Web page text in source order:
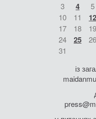
3 4 5
10
11 12
17
18 19
24
25 26
31
із